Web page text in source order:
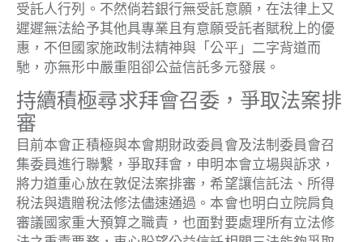
受託人行列。不然倘若銀行無受託意願，在法律上又
遲遲無法給予其他具專業且有意願受託者賦稅上的優
惠，不但國家施政制法精神與「公平」二字背道而
馳，亦無形中嚴重阻卻公益信託多元發展。
持續積極尋求拜會召委，爭取法案排
審
目前本會正積極與本會期財政委員會及法制委員會召
集委員進行聯繫，爭取拜會，申明本會立場與訴求，
將力道重心放在敦促法案排審，希望讓信託法、所得
稅法與遺贈稅法修法儘速通過。本會也明白立院肩負
審議國家重大預算之職責，也面對要處理所有立法修